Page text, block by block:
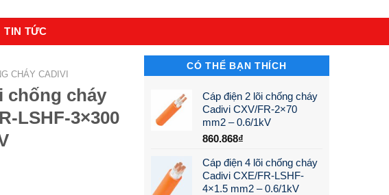
TIN TỨC
CÓ THỂ BẠN THÍCH
Cáp điện 2 lõi chống cháy
Cadivi CXV/FR-2×70
mm2 – 0.6/1kV
860.868₫
Cáp điện 4 lõi chống cháy
Cadivi CXE/FR-LSHF-
4×1.5 mm2 – 0.6/1kV
CHÁY CADIVI
chống cháy
LSHF-3×300